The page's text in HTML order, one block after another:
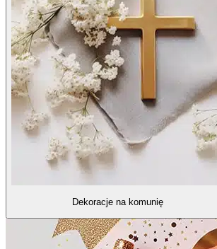
Dekoracje na komunię